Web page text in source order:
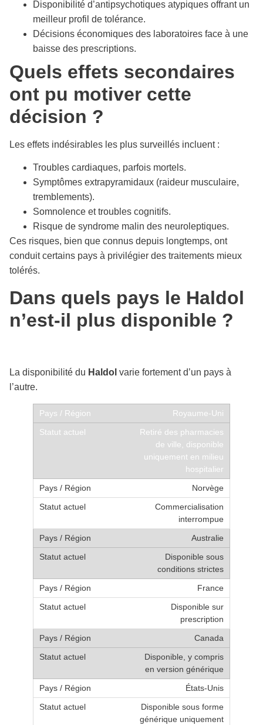
Disponibilité d’antipsychotiques atypiques offrant un
meilleur profil de tolérance.
Décisions économiques des laboratoires face à une
baisse des prescriptions.
Quels effets secondaires
ont pu motiver cette
décision ?
Les effets indésirables les plus surveillés incluent :
Troubles cardiaques, parfois mortels.
Symptômes extrapyramidaux (raideur musculaire,
tremblements).
Somnolence et troubles cognitifs.
Risque de syndrome malin des neuroleptiques.
Ces risques, bien que connus depuis longtemps, ont
conduit certains pays à privilégier des traitements mieux
tolérés.
Dans quels pays le Haldol
n’est-il plus disponible ?
La disponibilité du Haldol varie fortement d’un pays à
l’autre.
Royaume-Uni
Retiré des pharmacies
de ville, disponible
uniquement en milieu
hospitalier
Norvège
Commercialisation
interrompue
Australie
Disponible sous
conditions strictes
France
Disponible sur
prescription
Canada
Disponible, y compris
en version générique
États-Unis
Disponible sous forme
générique uniquement